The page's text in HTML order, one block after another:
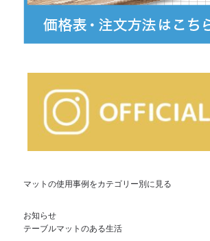
マットの使用事例をカテゴリー別に見る
お知らせ
テーブルマットのある生活